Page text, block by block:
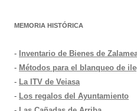
MEMORIA HISTÓRICA
- Inventario de Bienes de
- Métodos para el blanqueo de
- La ITV de Veiasa
- Los regalos del Ayuntamiento